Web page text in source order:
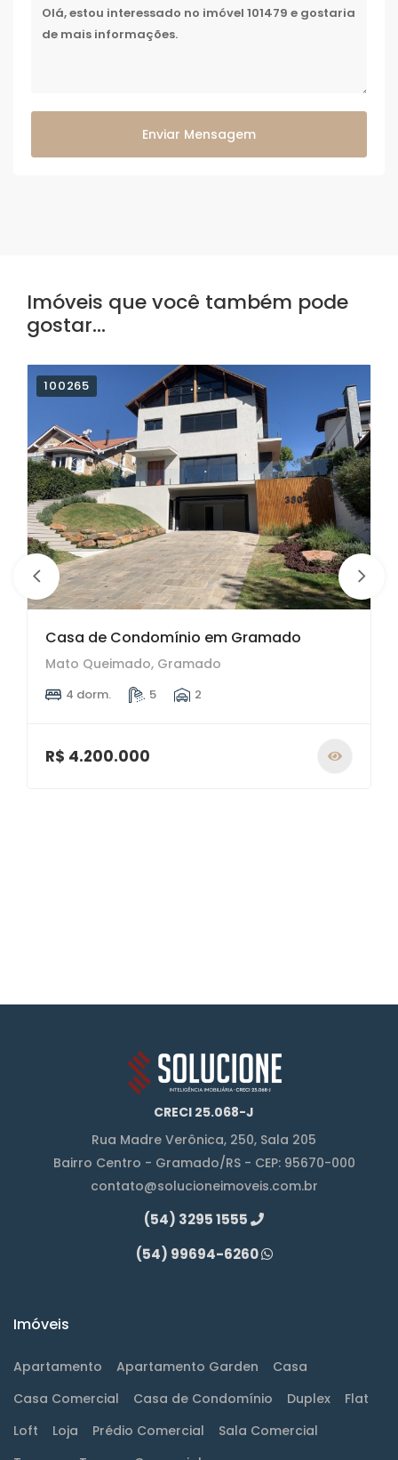
Enviar Mensagem
Imóveis que você também pode
gostar...
100265
16 imagens
Casa de Condomínio em Gramado
Mato Queimado, Gramado
4 dorm. 5 2
R$ 4.200.000
CRECI 25.068-J
Rua Madre Verônica, 250, Sala 205
Bairro Centro - Gramado/RS - CEP: 95670-000
contato@solucioneimoveis.com.br
(54) 3295 1555
(54) 99694-6260
Imóveis
Apartamento Apartamento Garden
Casa
Casa Comercial
Casa de Condomínio Duplex
Flat
Loft
Loja Prédio Comercial
Sala Comercial